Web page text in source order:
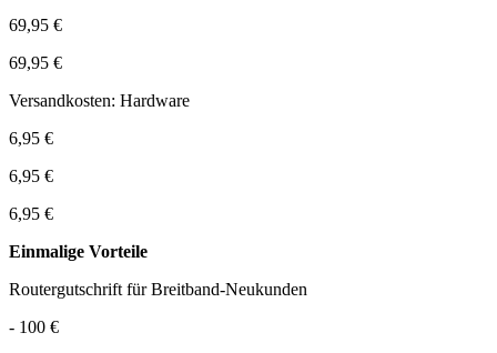
69,95 €
69,95 €
Versandkosten: Hardware
6,95 €
6,95 €
6,95 €
Einmalige Vorteile
Routergutschrift für Breitband-Neukunden
- 100 €